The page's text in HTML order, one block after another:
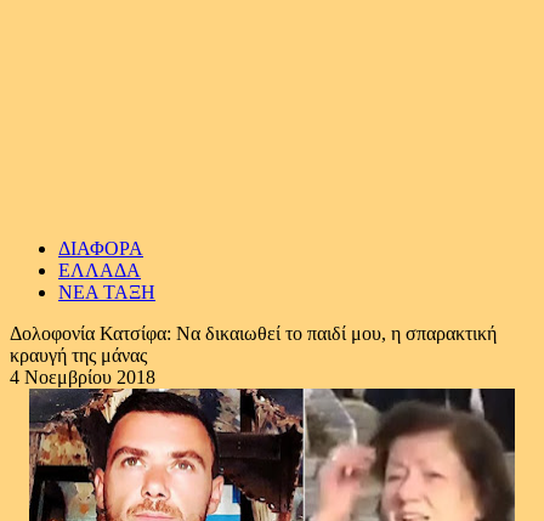
ΔΙΑΦΟΡΑ
ΕΛΛΑΔΑ
ΝΕΑ ΤΑΞΗ
Δολοφονία Κατσίφα: Να δικαιωθεί το παιδί μου, η σπαρακτική
κραυγή της μάνας
4 Νοεμβρίου 2018